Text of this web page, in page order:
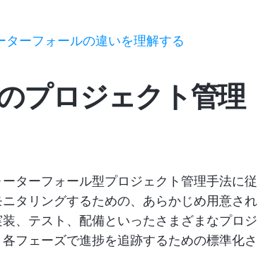
ターフォールの違いを理解する
プロジェクト管理
ターフォール型プロジェクト管理手法に従
タリングするための、あらかじめ用意され
、テスト、配備といったさまざまなプロジ
フェーズで進捗を追跡するための標準化さ